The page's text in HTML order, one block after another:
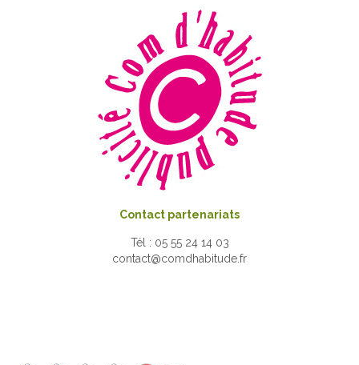
Contact partenariats
Tél : 05 55 24 14 03
contact@comdhabitude.fr